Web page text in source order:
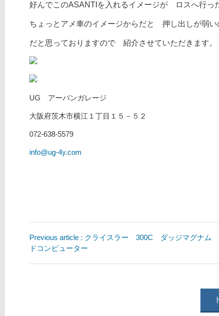
好んでこのASANTIを入れるイメージが ロスへ行っ
ちょっとアメ車のイメージからだと 押し出しが弱
だと思っておりますので 紹介させていただきます
UG アーバンガレージ
大阪府茨木市横江１丁目１５－５２
072-638-5579
info@ug-4y.com
Previous article : クライスラー 300C ダッジマグナム
ドコンピューター